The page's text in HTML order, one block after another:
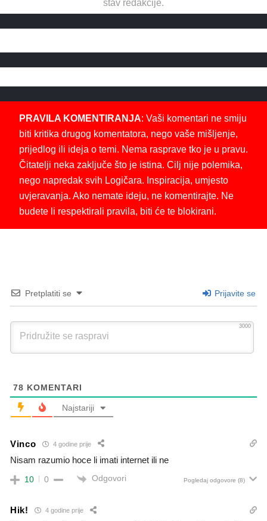
stav redakcije.
PRAVILA KOMENTIRANJA: Vaši komentari ne smiju
biti kritika drugog komentatora, nego vaše mišljenje,
prijedlog ili ideja o temi. Nema rasprave tko je u pravu.
Čitatelji neka zaključe što je istina. Cilj nije polemika,
nego napredak svih Logičara. Inspiracija, umjesto
uvjeravanja. Ako nemate ideju, ne komentirajte. Ne
budete li respektirali pravila, biti će te blokirani.
Pretplatiti se Prijavite se
3000
78 KOMENTARI
Najstariji
Vinco 4 godine prije
Nisam razumio hoce li imati internet ili ne
10 0 Odgovori Pogledaj odgovore (8)
Hik! 4 godine prije